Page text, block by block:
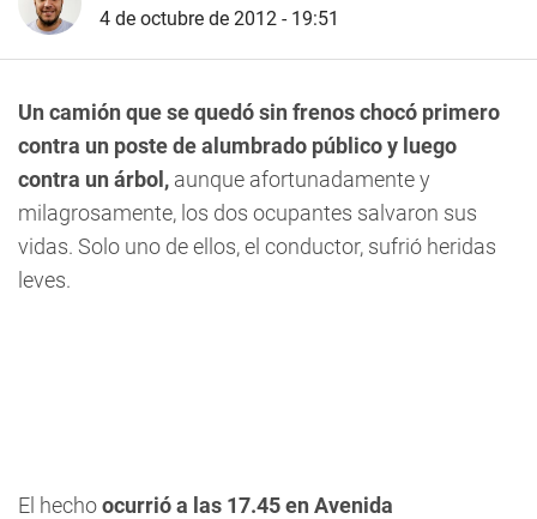
4 de octubre de 2012 - 19:51
Un camión que se quedó sin frenos chocó primero
contra un poste de alumbrado público y luego
contra un árbol, aunque afortunadamente y
milagrosamente, los dos ocupantes salvaron sus
vidas. Solo uno de ellos, el conductor, sufrió heridas
leves.
El hechoocurrió a las 17.45 en Avenida